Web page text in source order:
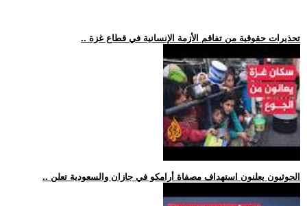
.. تحذيرات حقوقية من تفاقم الأزمة الإنسانية في قطاع غزة
.. الحوثيون يعلنون استهداف مصفاة أرامكو في جازان والسعودية تعلن